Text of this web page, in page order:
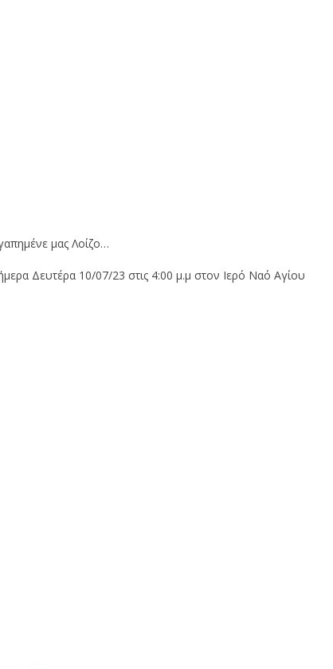
μας Λοίζο…
Δευτέρα 10/07/23 στις 4:00 μ.μ στον Ιερό Ναό Αγίου